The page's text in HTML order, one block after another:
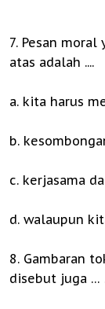
7. Pesan
atas adalah ....
a. kita harus
b.
c. kerjasama
d. walaupun
8. Gambaran
disebut juga …